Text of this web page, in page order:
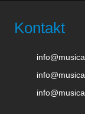
Kontakt